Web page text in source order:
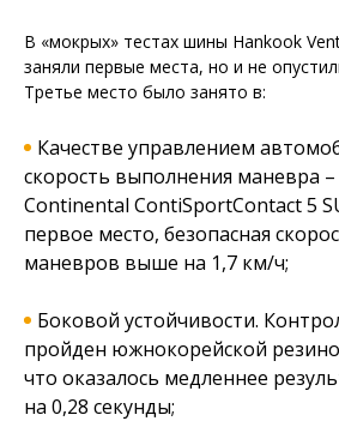
В «мокрых» тестах шины Hankook
заняли первые места, но и не
Третье место было занято в:
Качестве управлением
скорость выполнения маневра
Continental ContiSportContact 5
первое место, безопасная
маневров выше на 1,7 км/ч;
Боковой устойчивости.
пройден южнокорейской
что оказалось медленнее
на 0,28 секунды;